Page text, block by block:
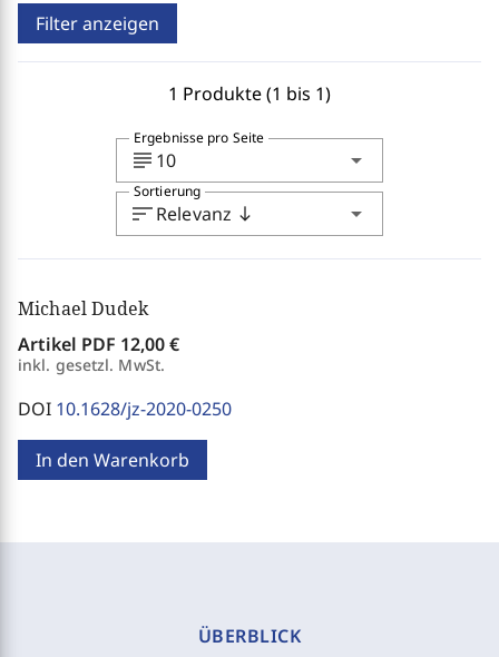
Filter anzeigen
1 Produkte (1 bis 1)
subject 10 arrow_drop_down
Ergebnisse pro Seite
sortRelevanz south arrow_drop_down
Sortierung
Michael Dudek
Artikel PDF 12,00 €
inkl. gesetzl. MwSt.
DOI 10.1628/jz-2020-0250
In den Warenkorb
ÜBERBLICK